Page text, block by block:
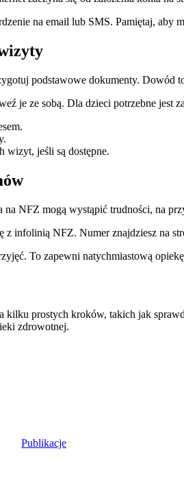
na email lub SMS. Pamiętaj, aby
podstawowe dokumenty. Dowód
je ze sobą. Dla dzieci potrzebne
wizyt, jeśli są dostępne.
na NFZ mogą wystąpić trudności, na
z infolinią NFZ. Numer znajdziesz na
To zapewni natychmiastową
prostych kroków, takich jak
zdrowotnej.
Publikacje